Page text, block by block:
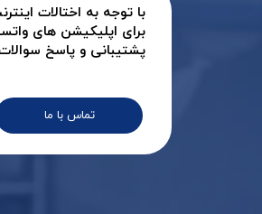
تماس با ما
با توجه به اختالات
برای اپلیکیشن های
پشتیبانی و پاسخ سوالات